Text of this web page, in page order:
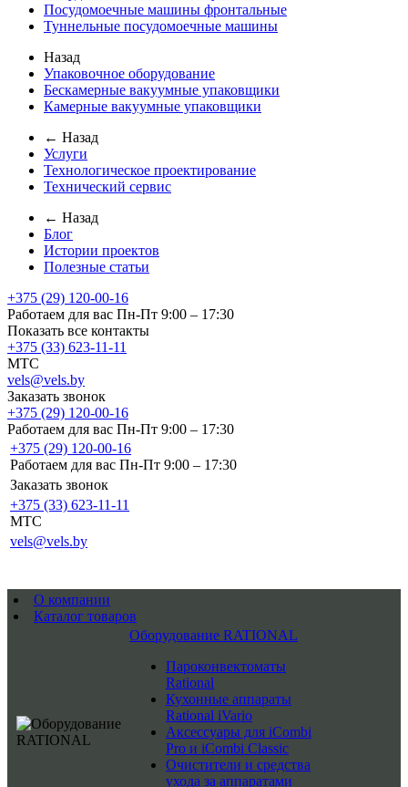
Посудомоечные машины фронтальные
Туннельные посудомоечные машины
Назад
Упаковочное оборудование
Бескамерные вакуумные упаковщики
Камерные вакуумные упаковщики
← Назад
Услуги
Технологическое проектирование
Технический сервис
← Назад
Блог
Истории проектов
Полезные статьи
+375 (29) 120-00-16
Работаем для вас Пн-Пт 9:00 – 17:30
Показать все контакты
+375 (33) 623-11-11
MTC
vels@vels.by
Заказать звонок
+375 (29) 120-00-16
Работаем для вас Пн-Пт 9:00 – 17:30
+375 (29) 120-00-16
Работаем для вас Пн-Пт 9:00 – 17:30
Заказать звонок
+375 (33) 623-11-11
MTC
vels@vels.by
О компании
Каталог товаров
Оборудование RATIONAL
Пароконвектоматы
Rational
Кухонные аппараты
Rational iVario
Аксессуары для iCombi
Pro и iCombi Classic
Очистители и средства
ухода за аппаратами